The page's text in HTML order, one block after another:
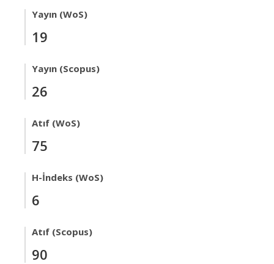
Yayın (WoS)
19
Yayın (Scopus)
26
Atıf (WoS)
75
H-İndeks (WoS)
6
Atıf (Scopus)
90